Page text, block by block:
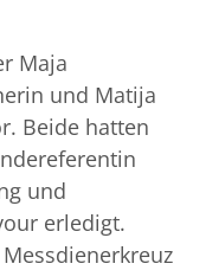
Maja
und Matija
Beide hatten
und
erledigt.